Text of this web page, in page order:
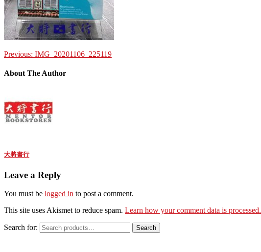
Previous: IMG_20201106_225119
About The Author
大將書行
Leave a Reply
You must be logged in to post a comment.
This site uses Akismet to reduce spam. Learn how your comment data is processed.
Search for: Search